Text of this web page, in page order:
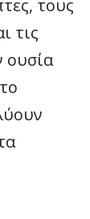
τους
τις
ουσία